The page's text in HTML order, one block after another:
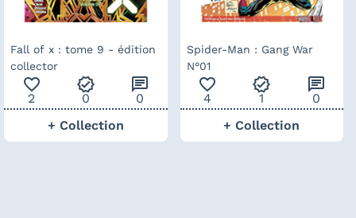
Fall of x : tome 9 - édition
collector
favorite_outline
2
verified
0
chat
0
+ Collection
Spider-Man : Gang War
N°01
favorite_outline
4
verified
1
chat
0
+ Collection